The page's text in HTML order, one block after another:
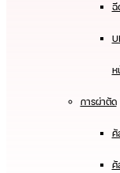
ฉี
ห
การผ่าตัด
ศั
ศั